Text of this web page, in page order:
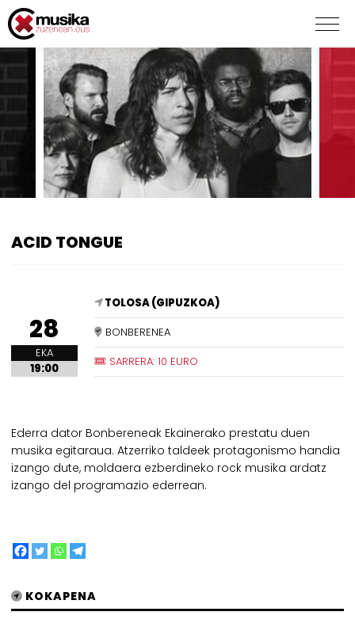
ACID TONGUE
28
EKA
19:00
TOLOSA (GIPUZKOA)
BONBERENEA
SARRERA: 10 EURO
Ederra dator Bonbereneak Ekainerako prestatu duen
musika egitaraua. Atzerriko taldeek protagonismo handia
izango dute, moldaera ezberdineko rock musika ardatz
izango del programazio ederrean.
KOKAPENA